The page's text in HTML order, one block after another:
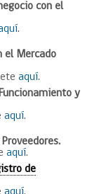
con el
.
el Mercado
aquí.
y
aquí.
aquí.
de